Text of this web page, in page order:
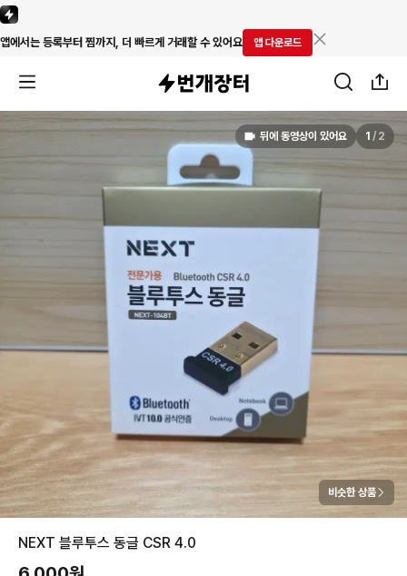
앱에서는 등록부터 찜까지, 더 빠르게 거래할 수 있어요 앱 다운로드
뒤에 동영상이 있어요 1 / 2
비슷한 상품
NEXT 블루투스 동글 CSR 4.0